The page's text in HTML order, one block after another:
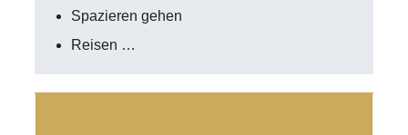
Spazieren gehen
Reisen …